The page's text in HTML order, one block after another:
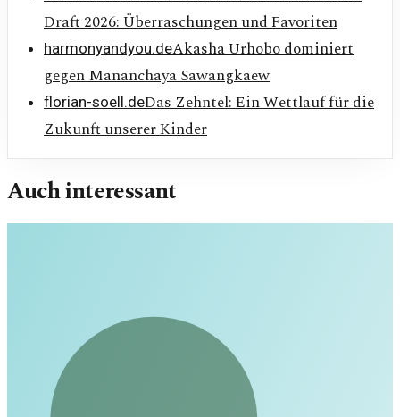
Draft 2026: Überraschungen und Favoriten
harmonyandyou.deAkasha Urhobo dominiert
gegen Mananchaya Sawangkaew
florian-soell.deDas Zehntel: Ein Wettlauf für die
Zukunft unserer Kinder
Auch interessant